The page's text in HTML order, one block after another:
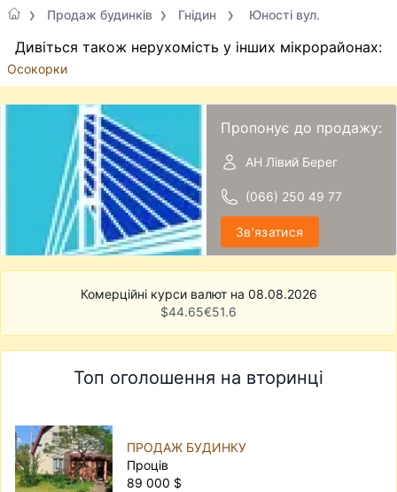
Продаж будинків Гнідин Юності вул.
Дивіться також нерухомість у інших мікрорайонах:
Осокорки
Пропонує до продажу:
АН Лівий Берег
(066) 250 49 77
Звʼязатися
Комерційні курси валют на 08.08.2026
$44.65€51.6
Топ оголошення на вторинці
ПРОДАЖ БУДИНКУ
Проців
89 000 $